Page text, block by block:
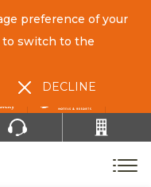
preference of your
to switch to the
DECLINE